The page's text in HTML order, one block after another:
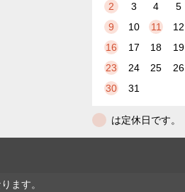
2
3 4 5
9
10 11 12
16
17 18 19
23
24 25 26
30
31
は定休日です。
ます。